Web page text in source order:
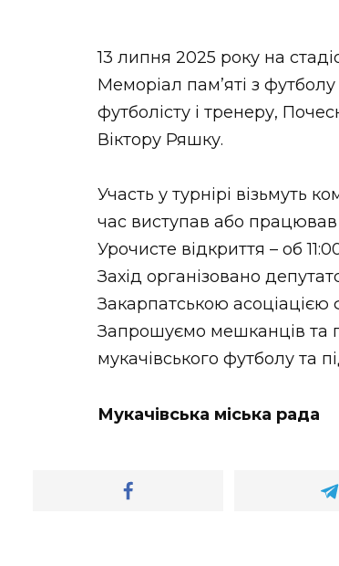
13 липня 2025 року на
Меморіал пам’яті з
футболісту і тренеру,
Віктору Ряшку.
Участь у турнірі візьмуть
час виступав або працював
Урочисте відкриття – об
Захід організовано
Закарпатською асоціацією
Запрошуємо мешканців та
мукачівського футболу та
Мукачівська міська рада